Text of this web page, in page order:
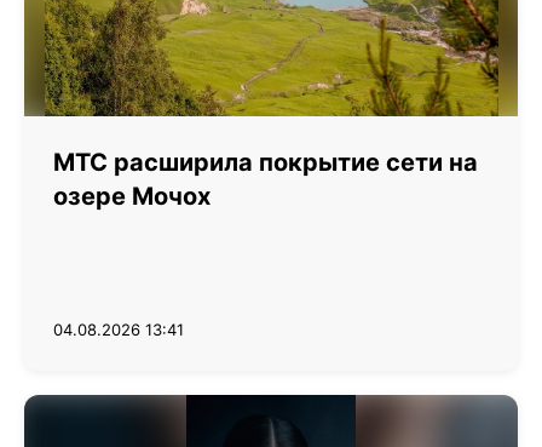
МТС расширила покрытие сети на
озере Мочох
04.08.2026 13:41